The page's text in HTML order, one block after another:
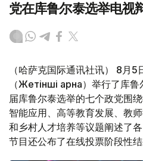
党在库鲁尔泰选举电视
（哈萨克国际通讯社讯） 8月
（Жетінші арна）举行了库
届库鲁尔泰选举的七个政党围
智能应用、高等教育发展、教
和乡村人才培养等议题阐述了
节目还公布了在线投票阶段性结